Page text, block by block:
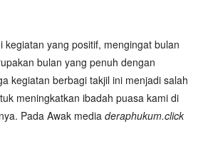
kegiatan yang positif, mengingat bulan
bulan yang penuh dengan
kegiatan berbagi takjil ini menjadi salah
meningkatkan ibadah puasa kami di
Pada Awak media deraphukum.click